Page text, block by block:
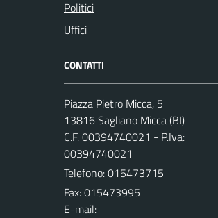
Politici
Uffici
CONTATTI
Piazza Pietro Micca, 5
13816 Sagliano Micca (BI)
C.F. 00394740021 - P.Iva:
00394740021
Telefono:015473715
Fax: 015473995
E-mail: